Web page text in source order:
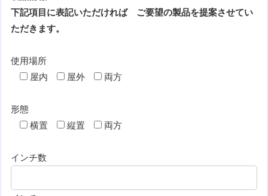
下記項目に表記いただければ ご要望の製品を提案させてい
ただきます。
使用場所
屋内
屋外 両方
形態
横置
縦置 両方
インチ数